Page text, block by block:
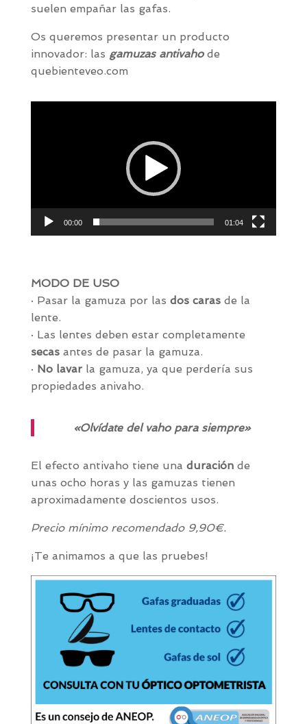
suelen empañar las gafas.
Os queremos presentar un producto
innovador: las gamuzas antivahode
quebienteveo.com
00:00 01:04
MODO DE USO
· Pasar la gamuza por las dos carasde la
lente.
· Las lentes deben estar completamente
secasantes de pasar la gamuza.
· No lavarla gamuza, ya que perdería sus
propiedades anivaho.
«Olvídate del vaho para siempre»
El efecto antivaho tiene una duraciónde
unas ocho horas y las gamuzas tienen
aproximadamente doscientos usos.
Precio mínimo recomendado 9,90€.
¡Te animamos a que las pruebes!